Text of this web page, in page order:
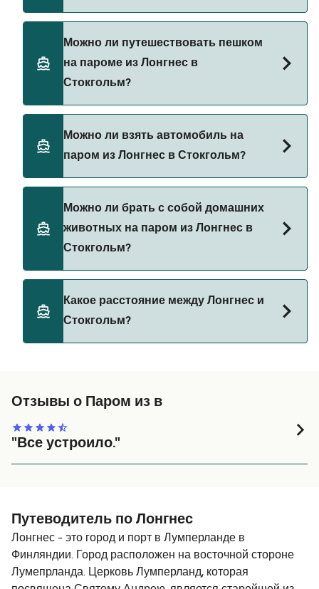
Tallink Silja Line
страницу предложений, чтобы увидеть
последние акции на паромы.
Можно ли путешествовать пешком
на пароме из Лонгнес в
Стокгольм?
пароме из Лонгнес в Стокгольм с
Можно ли взять автомобиль на
паром из Лонгнес в Стокгольм?
Tallink Silja Line
Viking Line
Можно ли брать с собой домашних
животных на паром из Лонгнес в
Стокгольм?
борт парома. Возможно, вам понадобится
с правилами перевозки животных у операторов
Tallink Silja Line
Какое расстояние между Лонгнес и
Стокгольм?
Отзывы о Паром из в
"Все устроило."
Путеводитель по Лонгнес
Лонгнес - это город и порт в Лумперланде в
Финляндии. Город расположен на восточной стороне
Лумепрланда. Церковь Лумперланд, которая